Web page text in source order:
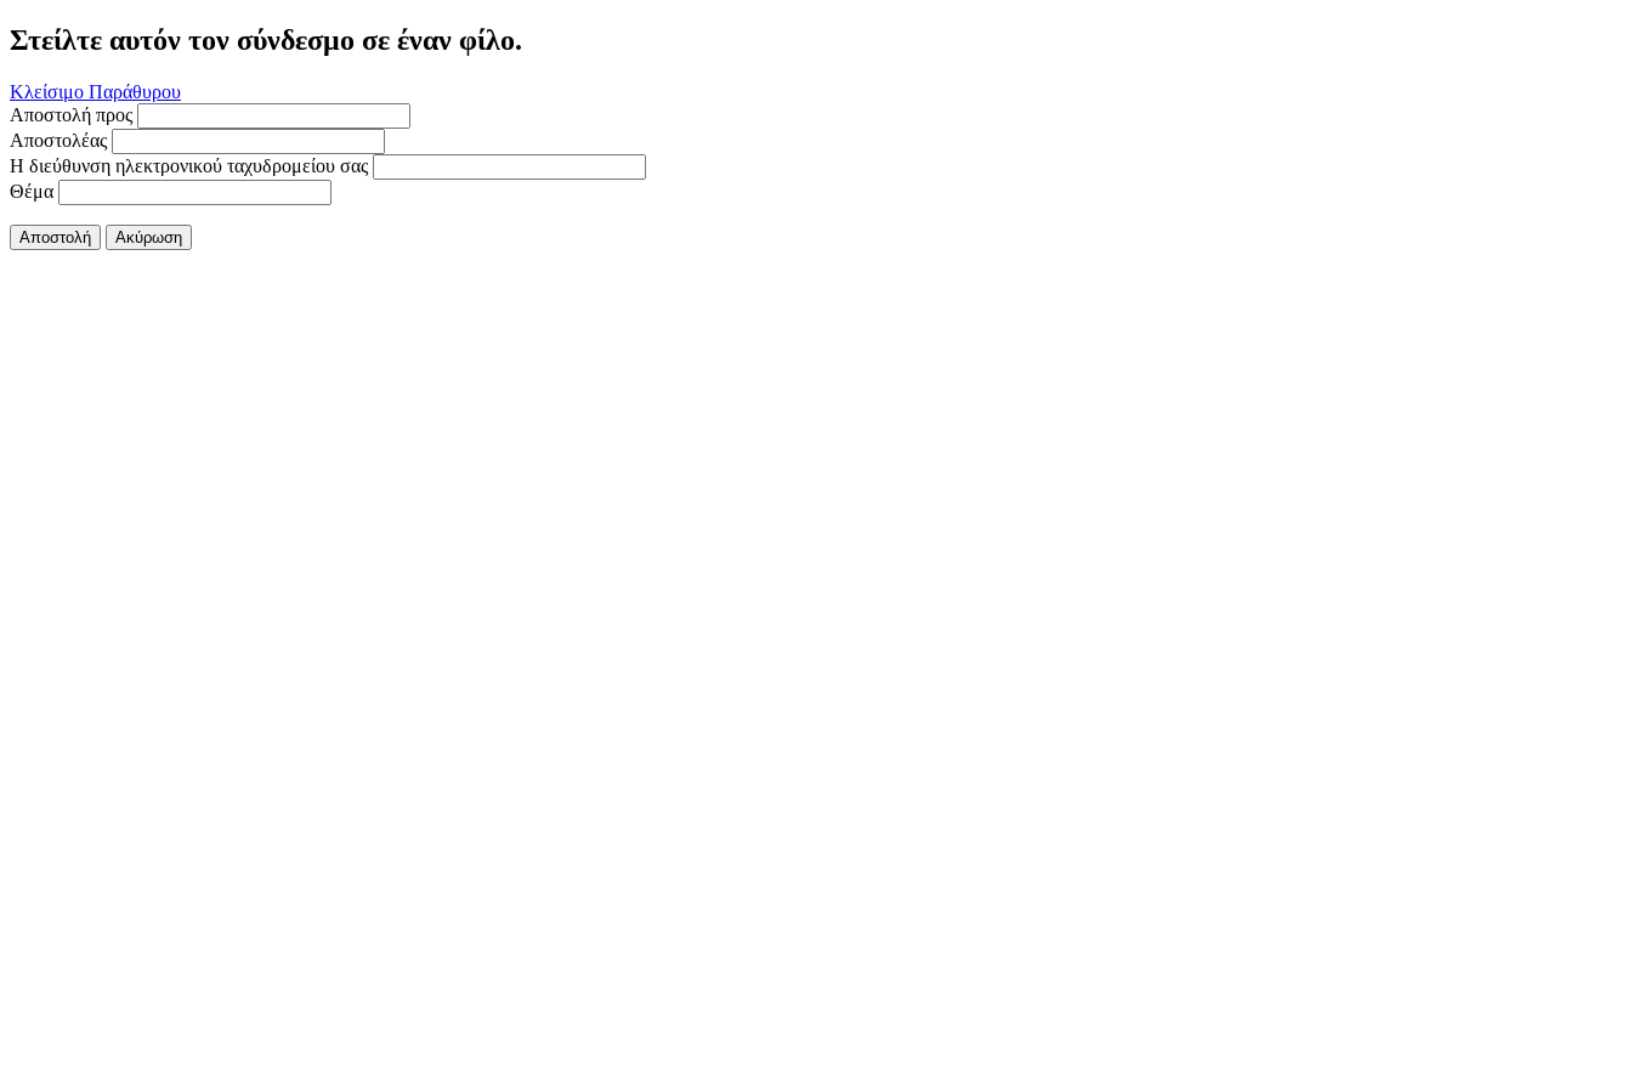
Στείλτε αυτόν τον σύνδεσμο σε έναν φίλο.
Κλείσιμο Παράθυρου
Αποστολή προς
Αποστολέας
Η διεύθυνση ηλεκτρονικού ταχυδρομείου σας
Θέμα
Αποστολή Ακύρωση